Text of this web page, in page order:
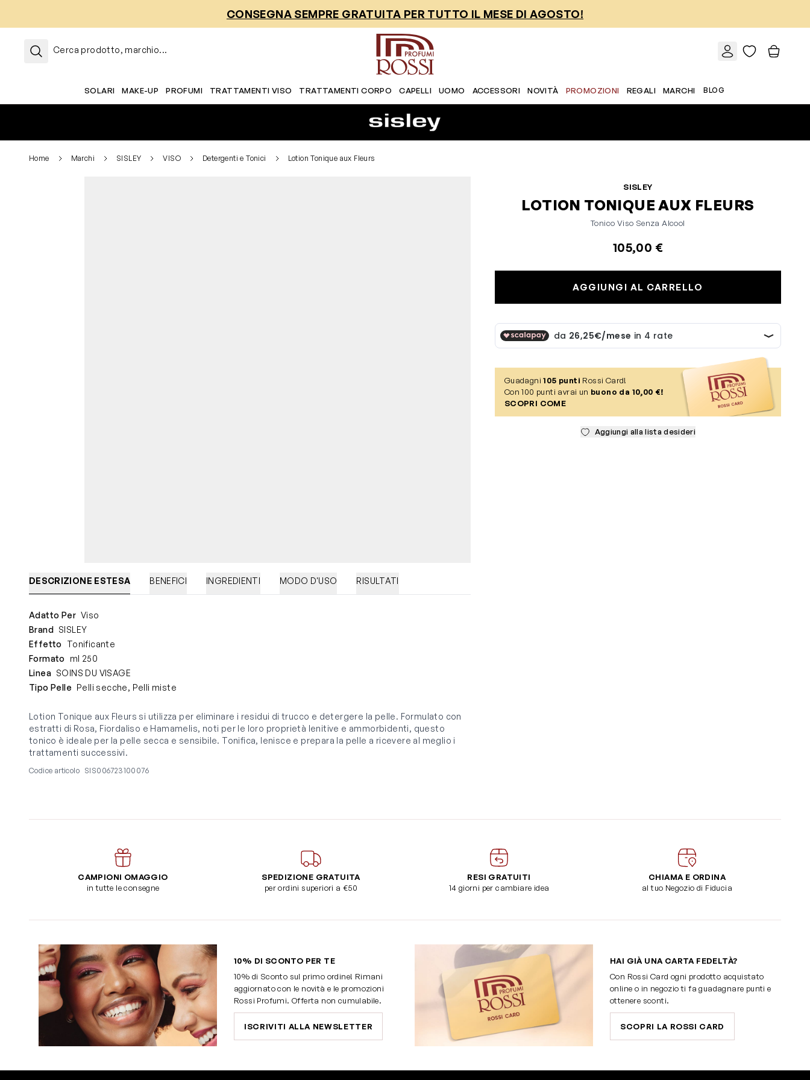
CONSEGNA SEMPRE GRATUITA PER TUTTO IL MESE DI AGOSTO!
Cerca prodotto, marchio...
SOLARI MAKE-UP PROFUMI TRATTAMENTI VISO TRATTAMENTI CORPO CAPELLI UOMO ACCESSORI NOVITÀ PROMOZIONI REGALI MARCHI BLOG
Home Marchi SISLEY VISO Detergenti e Tonici Lotion Tonique aux Fleurs
SISLEY
LOTION TONIQUE AUX FLEURS
Tonico Viso Senza Alcool
105,00 €
AGGIUNGI AL CARRELLO
Guadagni105 punti Rossi Card!
Con 100 punti avrai un buono da 10,00 €!
SCOPRI COME
Aggiungi alla lista desideri
DESCRIZIONE ESTESA BENEFICI INGREDIENTI MODO D'USO RISULTATI
Adatto Per Viso
Brand SISLEY
Effetto
Tonificante
Formato
ml 250
Linea SOINS DU VISAGE
Tipo Pelle Pelli secche, Pelli miste
Lotion Tonique aux Fleurs si utilizza per eliminare i residui di trucco e detergere la pelle. Formulato con
estratti di Rosa, Fiordaliso e Hamamelis, noti per le loro proprietà lenitive e ammorbidenti, questo
tonico è ideale per la pelle secca e sensibile. Tonifica, lenisce e prepara la pelle a ricevere al meglio i
trattamenti successivi.
Codice articolo SIS006723100076
CAMPIONI OMAGGIO
in tutte le consegne
SPEDIZIONE GRATUITA
per ordini superiori a €50
RESI GRATUITI
14 giorni per cambiare idea
CHIAMA E ORDINA
al tuo Negozio di Fiducia
10% DI SCONTO PER TE
10% di Sconto sul primo ordine! Rimani
aggiornato con le novità e le promozioni
Rossi Profumi. Offerta non cumulabile.
ISCRIVITI ALLA NEWSLETTER
HAI GIÀ UNA CARTA FEDELTÀ?
Con Rossi Card ogni prodotto acquistato
online o in negozio ti fa guadagnare punti e
ottenere sconti.
SCOPRI LA ROSSI CARD